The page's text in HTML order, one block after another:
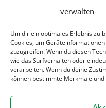
verwalten
Um dir ein optimales Erlebnis zu
Cookies, um
zuzugreifen. Wenn du diesen
wie das Surfverhalten oder
verarbeiten. Wenn du deine
können bestimmte Merkmale
Telefon: